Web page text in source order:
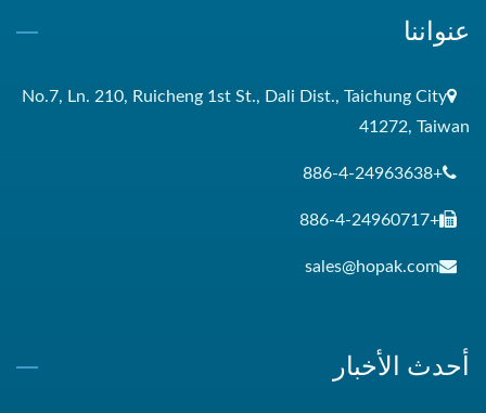
عنواننا
No.7, Ln. 210, Ruicheng 1st St., Dali Dist., Taichung City
41272, Taiwan
+886-4-24963638
+886-4-24960717
sales@hopak.com
أحدث الأخبار